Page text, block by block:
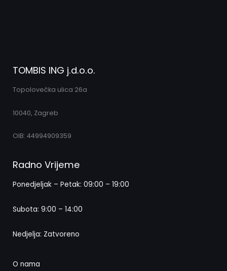
TOMBIS ING j.d.o.o.
Topolovečka ulica 26a
10040, Zagreb
OIB: 44994909359
Radno Vrijeme
Ponedjeljak – Petak: 09:00 – 19:00
Subota: 9:00 – 14:00
Nedjelja: Zatvoreno
O nama